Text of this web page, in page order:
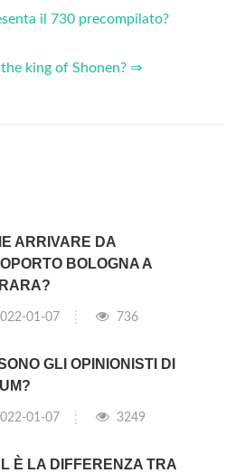
il 730 precompilato?
the king of Shonen? ⇒
ARRIVARE DA
BOLOGNA A
01-07 736
GLI OPINIONISTI DI
01-07 3249
È LA DIFFERENZA TRA